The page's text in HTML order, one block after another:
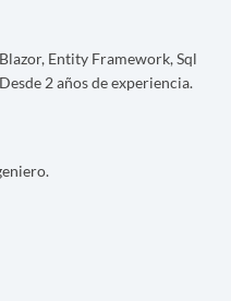
Entity Framework, Sql
2 años de experiencia.